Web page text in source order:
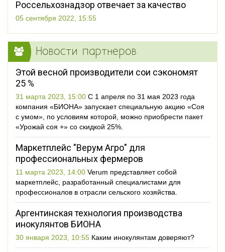
Россельхознадзор отвечает за качество
05 сентября 2022, 15:55
Новости партнеров
Этой весной производители сои сэкономят
25 %
31 марта 2023, 15:00 С 1 апреля по 31 мая 2023 года
компания «БИОНА» запускает специальную акцию «Соя
с умом», по условиям которой, можно приобрести пакет
«Урожай соя +» со скидкой 25%.
Маркетплейс "Верум Агро" для
профессиональных фермеров
11 марта 2023, 14:00 Verum представляет собой
маркетплейс, разработанный специалистами для
профессионалов в отрасли сельского хозяйства.
Аргентинская технология производства
инокулянтов БИОНА
30 января 2023, 10:55 Каким инокулянтам доверяют?